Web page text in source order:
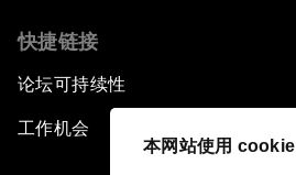
本网站使用 cookie
快捷链接
论坛可持续性
工作机会